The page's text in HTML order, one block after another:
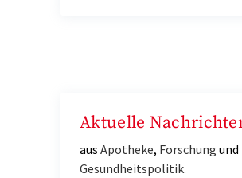
Aktuelle
aus Apotheke, Forschung und
Gesundheitspolitik.